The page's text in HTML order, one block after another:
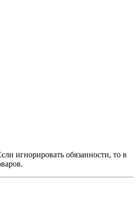
игнорировать обязанности, то в